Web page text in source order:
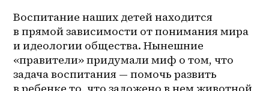
Воспитание наших детей находится
в прямой зависимости от понимания мира
и идеологии общества. Нынешние
«правители» придумали миф о том, что
задача воспитания — помочь развить